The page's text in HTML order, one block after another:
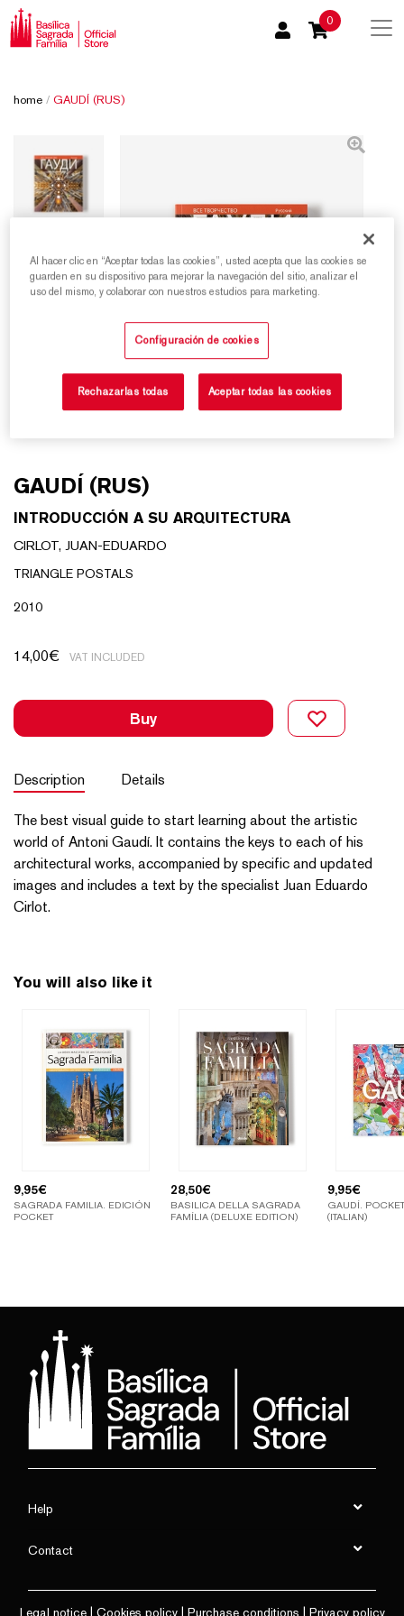
0
home / GAUDÍ (RUS)
GAUDÍ (RUS)
INTRODUCCIÓN A SU ARQUITECTURA
CIRLOT, JUAN-EDUARDO
TRIANGLE POSTALS
2010
14,00€ VAT INCLUDED
Buy
Description Details
The best visual guide to start learning about the artistic
world of Antoni Gaudí. It contains the keys to each of his
architectural works, accompanied by specific and updated
images and includes a text by the specialist Juan Eduardo
Cirlot.
You will also like it
9,95€
SAGRADA FAMILIA. EDICIÓN
POCKET
28,50€
BASILICA DELLA SAGRADA
FAMÍLIA (DELUXE EDITION)
9,95€
GAUDÍ.
(ITALIAN)
Help
Contact
Legal notice| Cookies policy| Purchase conditions Privacy policy
Al hacer clic en “Aceptar todas las cookies”, usted acepta que las cookies se
guarden en su dispositivo para mejorar la navegación del sitio, analizar el
uso del mismo, y colaborar con nuestros estudios para marketing.
Configuración de cookies
Rechazarlas todas Aceptar todas las cookies